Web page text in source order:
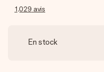
1,029 avis
En stock